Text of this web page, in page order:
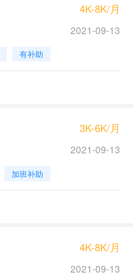
4K-8K/月
2021-09-13
有补助
3K-6K/月
2021-09-13
加班补助
4K-8K/月
2021-09-13